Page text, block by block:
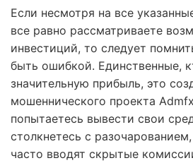
Если несмотря на все
все равно рассматриваете
инвестиций, то следует
быть ошибкой. Единственные,
значительную прибыль, это
мошеннического проекта
попытаетесь вывести свои
столкнетесь с
часто вводят скрытые